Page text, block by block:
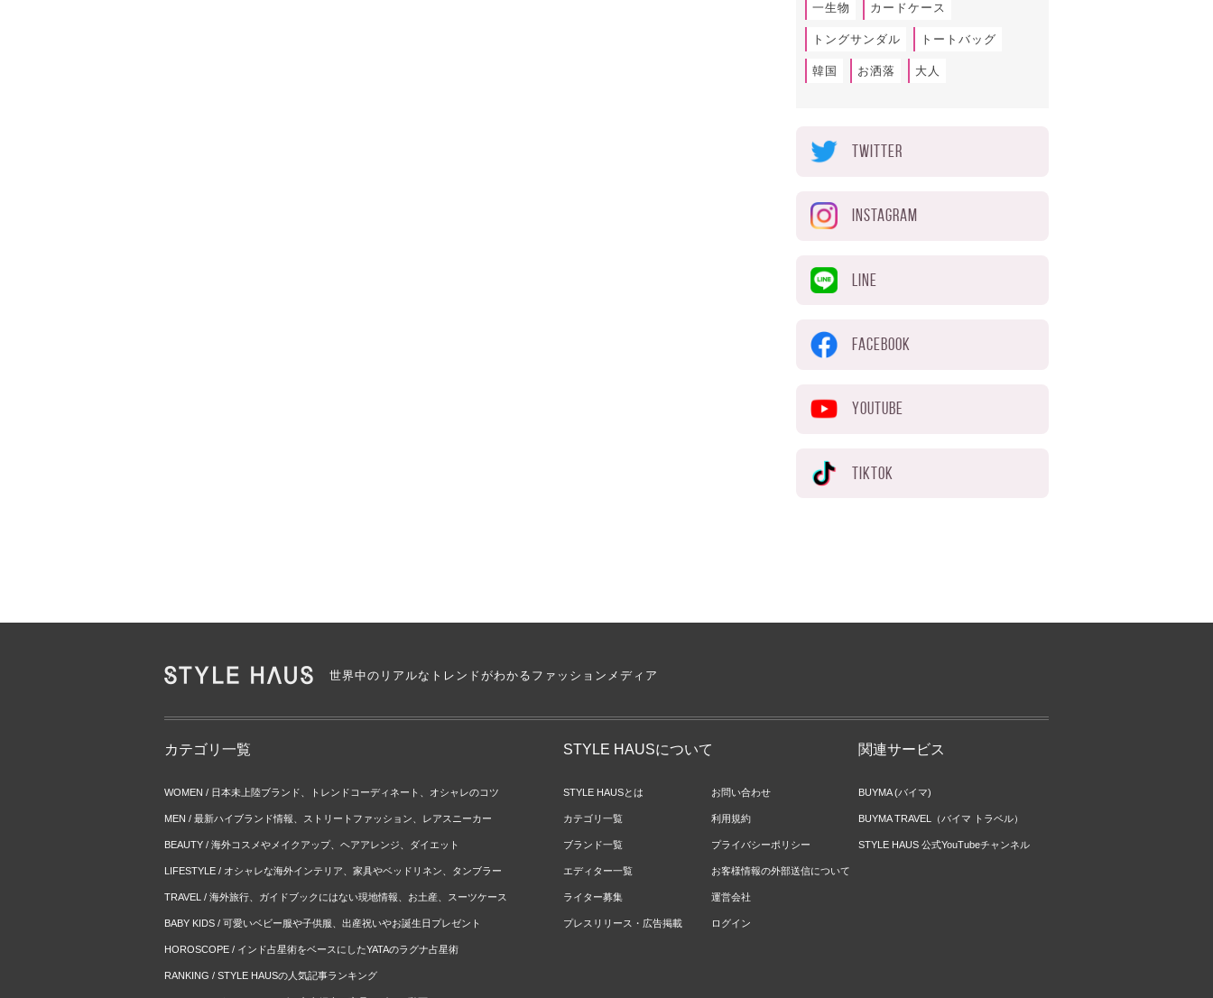
一生物 カードケース
トングサンダル トートバッグ
韓国 お洒落 大人
TWITTER
INSTAGRAM
LINE
FACEBOOK
YOUTUBE
TIKTOK
世界中のリアルなトレンドがわかるファッションメディア
カテゴリ一覧
WOMEN / 日本未上陸ブランド、トレンドコーディネート、オシャレのコツ
MEN / 最新ハイブランド情報、ストリートファッション、レアスニーカー
BEAUTY / 海外コスメやメイクアップ、ヘアアレンジ、ダイエット
LIFESTYLE / オシャレな海外インテリア、家具やベッドリネン、タンブラー
TRAVEL / 海外旅行、ガイドブックにはない現地情報、お土産、スーツケース
BABY KIDS / 可愛いベビー服や子供服、出産祝いやお誕生日プレゼント
HOROSCOPE / インド占星術をベースにしたYATAのラグナ占星術
RANKING / STYLE HAUSの人気記事ランキング
STYLE HAUSについて
STYLE HAUSとは
カテゴリ一覧
ブランド一覧
エディター一覧
ライター募集
プレスリリース・広告掲載
お問い合わせ
利用規約
プライバシーポリシー
お客様情報の外部送信について
運営会社
ログイン
関連サービス
BUYMA (バイマ)
BUYMA TRAVEL（バイマ トラベル）
STYLE HAUS 公式YouTubeチャンネル